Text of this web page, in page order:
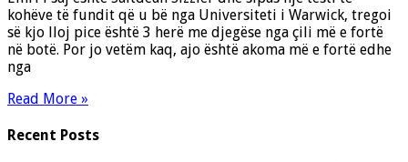
kohëve të fundit që u bë nga Universiteti i Warwick, tregoi
së kjo lloj pice është 3 herë me djegëse nga çili më e fortë
në botë. Por jo vetëm kaq, ajo është akoma më e fortë edhe
nga
Read More »
Recent Posts